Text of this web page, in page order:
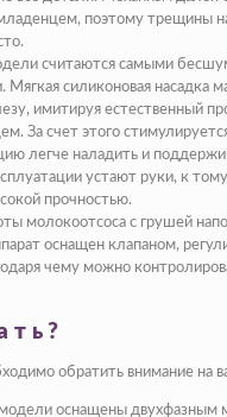
поэтому трещины
считаются самыми
силиконовая насадка
имитируя естественный
За счет этого
легче наладить и
устают руки, к
прочностью.
молокоотсоса с грушей
оснащен клапаном,
чему можно
обратить внимание на
оснащены двухфазным